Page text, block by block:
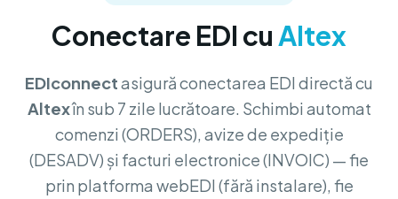
Conectare EDI cuAltex
EDIconnectasigură conectarea EDI directă cu
Altexîn sub 7 zile lucrătoare. Schimbi automat
comenzi (ORDERS), avize de expediție
(DESADV) și facturi electronice (INVOIC) — fie
prin platforma webEDI (fără instalare), fie